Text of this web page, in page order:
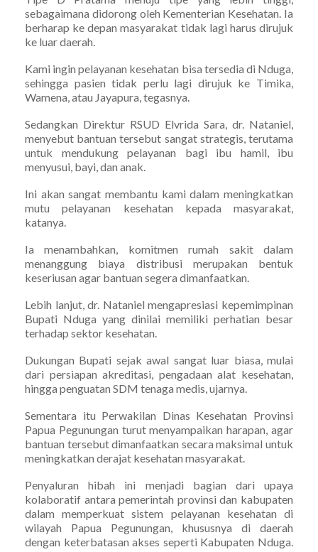
sebagaimana didorong oleh Kementerian Kesehatan. Ia
berharap ke depan masyarakat tidak lagi harus dirujuk
ke luar daerah.
Kami ingin pelayanan kesehatan bisa tersedia di Nduga,
sehingga pasien tidak perlu lagi dirujuk ke Timika,
Wamena, atau Jayapura, tegasnya.
Sedangkan Direktur RSUD Elvrida Sara, dr. Nataniel,
menyebut bantuan tersebut sangat strategis, terutama
untuk mendukung pelayanan bagi ibu hamil, ibu
menyusui, bayi, dan anak.
Ini akan sangat membantu kami dalam meningkatkan
mutu pelayanan kesehatan kepada masyarakat,
katanya.
Ia menambahkan, komitmen rumah sakit dalam
menanggung biaya distribusi merupakan bentuk
keseriusan agar bantuan segera dimanfaatkan.
Lebih lanjut, dr. Nataniel mengapresiasi kepemimpinan
Bupati Nduga yang dinilai memiliki perhatian besar
terhadap sektor kesehatan.
Dukungan Bupati sejak awal sangat luar biasa, mulai
dari persiapan akreditasi, pengadaan alat kesehatan,
hingga penguatan SDM tenaga medis, ujarnya.
Sementara itu Perwakilan Dinas Kesehatan Provinsi
Papua Pegunungan turut menyampaikan harapan, agar
bantuan tersebut dimanfaatkan secara maksimal untuk
meningkatkan derajat kesehatan masyarakat.
Penyaluran hibah ini menjadi bagian dari upaya
kolaboratif antara pemerintah provinsi dan kabupaten
dalam memperkuat sistem pelayanan kesehatan di
wilayah Papua Pegunungan, khususnya di daerah
dengan keterbatasan akses seperti Kabupaten Nduga.